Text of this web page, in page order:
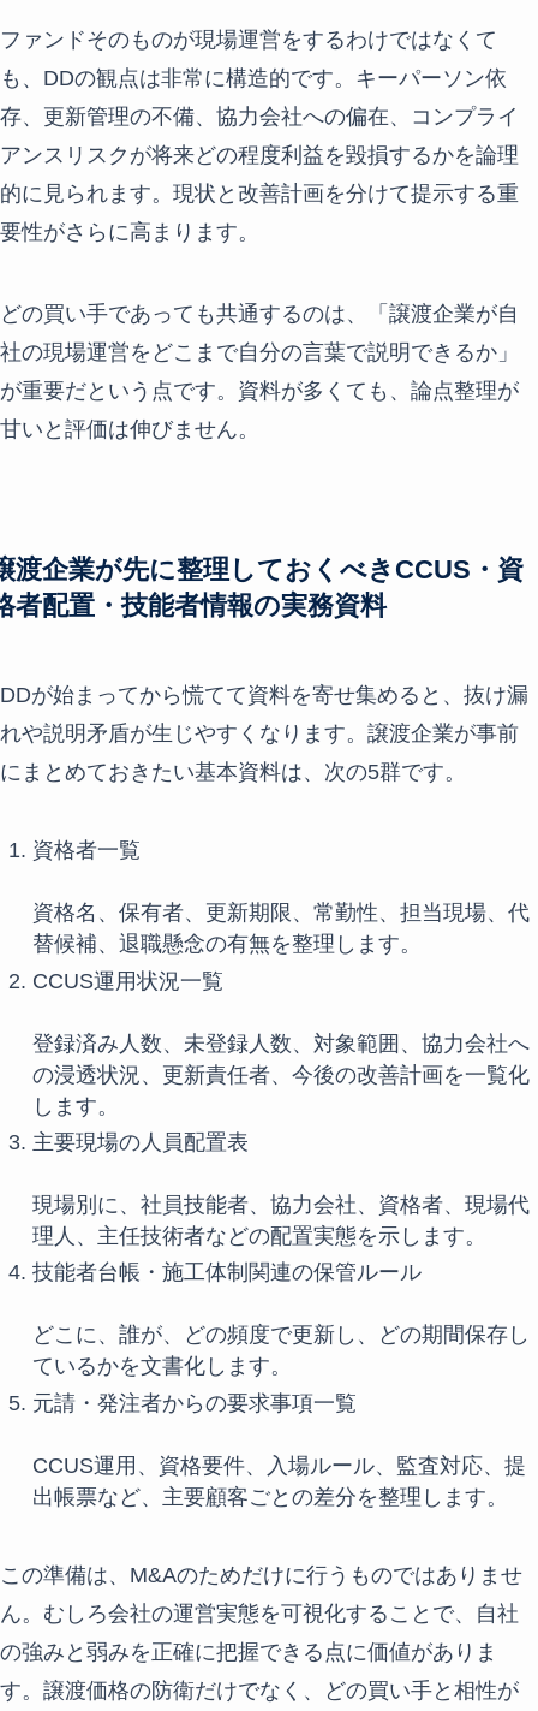
ファンドそのものが現場運営をするわけではなくて
も、DDの観点は非常に構造的です。キーパーソン依
存、更新管理の不備、協力会社への偏在、コンプライ
アンスリスクが将来どの程度利益を毀損するかを論理
的に見られます。現状と改善計画を分けて提示する重
要性がさらに高まります。
どの買い手であっても共通するのは、「譲渡企業が自
社の現場運営をどこまで自分の言葉で説明できるか」
が重要だという点です。資料が多くても、論点整理が
甘いと評価は伸びません。
渡企業が先に整理しておくべきCCUS・資
者配置・技能者情報の実務資料
DDが始まってから慌てて資料を寄せ集めると、抜け漏
れや説明矛盾が生じやすくなります。譲渡企業が事前
にまとめておきたい基本資料は、次の5群です。
資格者一覧
資格名、保有者、更新期限、常勤性、担当現場、代
替候補、退職懸念の有無を整理します。
CCUS運用状況一覧
登録済み人数、未登録人数、対象範囲、協力会社へ
の浸透状況、更新責任者、今後の改善計画を一覧化
します。
主要現場の人員配置表
現場別に、社員技能者、協力会社、資格者、現場代
理人、主任技術者などの配置実態を示します。
技能者台帳・施工体制関連の保管ルール
どこに、誰が、どの頻度で更新し、どの期間保存し
ているかを文書化します。
元請・発注者からの要求事項一覧
CCUS運用、資格要件、入場ルール、監査対応、提
出帳票など、主要顧客ごとの差分を整理します。
この準備は、M&Aのためだけに行うものではありませ
ん。むしろ会社の運営実態を可視化することで、自社
の強みと弱みを正確に把握できる点に価値がありま
す。譲渡価格の防衛だけでなく、どの買い手と相性が